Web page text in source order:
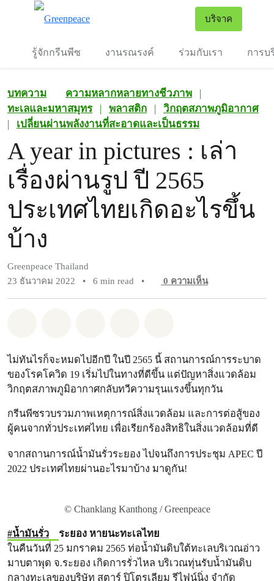
บริจาค
รู้จักกรีนพีซ งานรณรงค์ ร่วมกับเรา การบ
บทความ ความหลากหลายทางชีวภาพ
|
ทะเลและมหาสมุทร
| พลาสติก |
วิกฤตสภาพภูมิอากาศ
|
เปลี่ยนผ่านพลังงานที่สะอาดและเป็นธรรม
A year in pictures : เล่า
เรื่องผ่านรูป ปี 2565
ประเทศไทยเกิดอะไรขึ้น
บ้าง
Greenpeace Thailand
23 ธันวาคม 2022
• 6 min read • 0 ความเห็น
ไม่ทันไรก็จะหมดไปอีกปี ในปี 2565 นี้ สถานการณ์การระบาด
ของโรคโควิด 19 เริ่มไปในทางที่ดีขึ้น แต่ปัญหาสิ่งแวดล้อม
วิกฤตสภาพภูมิอากาศกลับทวีความรุนแรงขึ้นทุกวัน
กรีนพีซรวบรวมภาพเหตุการณ์สิ่งแวดล้อม และการต่อสู้ของ
ผู้คนจากทั่วประเทศไทย เพื่อเรียกร้องสิทธิในสิ่งแวดล้อมที่ดี
จากสถานการณ์น้ำมันรั่วระยอง ไปจนถึงการประชุม APEC ปี
2022 ประเทศไทยผ่านอะไรมาบ้าง มาดูกัน!
© Chanklang Kanthong / Greenpeace
#น้ำมันรั่ว
ระยอง หายนะทะเลไทย
ในคืนวันที่ 25 มกราคม 2565 ท่อน้ำมันดิบใต้ทะเลบริเวณอ่าว
มาบตาพุด จ.ระยอง เกิดการรั่วไหล บริเวณทุ่นรับน้ำมันดิบ
กลางทะเลของบริษัท สตาร์ ปิโตรเลียม รีไฟน์นิ่ง จำกัด